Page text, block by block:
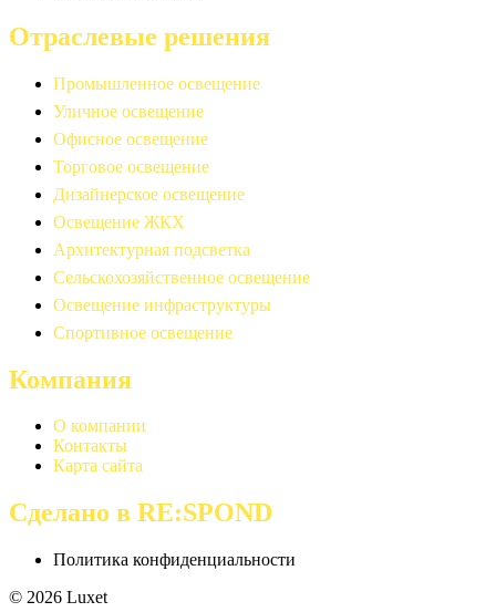
Отраслевые решения
Промышленное освещение
Уличное освещение
Офисное освещение
Торговое освещение
Дизайнерское освещение
Освещение ЖКХ
Архитектурная подсветка
Сельскохозяйственное освещение
Освещение инфраструктуры
Спортивное освещение
Компания
О компании
Контакты
Карта сайта
Сделано в RE:SPOND
Политика конфиденциальности
© 2026 Luxet